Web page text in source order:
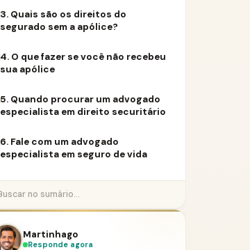
3. Quais são os direitos do
segurado sem a apólice?
4. O que fazer se você não recebeu
sua apólice
5. Quando procurar um advogado
especialista em direito securitário
6. Fale com um advogado
especialista em seguro de vida
Martinhago
Responde agora